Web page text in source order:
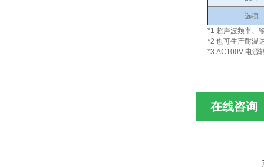
选项
*1 超声波频率、
*2 也可生产耐温
*3 AC100V 电源
在线咨询